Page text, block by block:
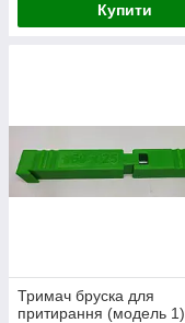
Купити
Тримач бруска для
притирання (модель 1).